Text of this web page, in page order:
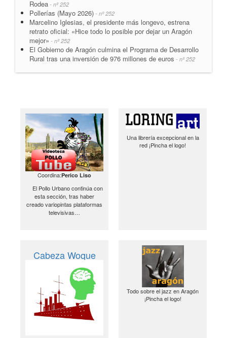
Rodea - nº 252
Pollerías (Mayo 2026) - nº 252
Marcelino Iglesias, el presidente más longevo, estrena
retrato oficial: «Hice todo lo posible por dejar un Aragón
mejor» - nº 252
El Gobierno de Aragón culmina el Programa de Desarrollo
Rural tras una inversión de 976 millones de euros - nº 252
Coordina:Perico Liso
El Pollo Urbano continúa con
esta sección, tras haber
creado variopintas plataformas
televisivas…
Una librería excepcional en la
red ¡Pincha el logo!
Cabeza Woque
Todo sobre el jazz en Aragón
¡Pincha el logo!